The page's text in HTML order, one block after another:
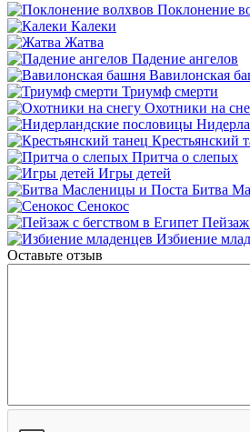
Поклонение
Калеки
Жатва
Падение ангелов
Вавилонская
Триумф смерти
Охотники на
Крестьянский
Притча о слепых
Игры детей
Битва
Сенокос
Пейзаж
Избиение
Оставьте отзыв